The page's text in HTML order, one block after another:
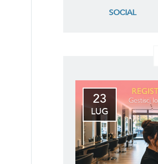
SOCIAL
23
LUG